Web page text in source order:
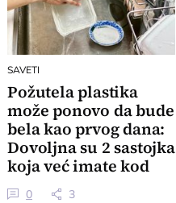
SAVETI
Požutela plastika
može ponovo da bude
bela kao prvog dana:
Dovoljna su 2 sastojka
koja već imate kod
kuće
0 3